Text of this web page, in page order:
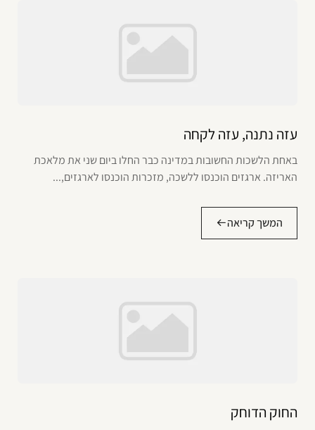
עזה נתנה, עזה לקחה
באחת הלשכות החשובות במדינה כבר החלו ביום שני את מלאכת
האריזה. ארגזים הוכנסו ללשכה, מזכרות הוכנסו לארגזים,...
המשך קריאה
החוק הדוחק